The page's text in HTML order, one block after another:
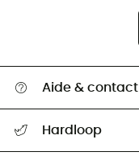
Aide & contact
Retour & remboursement
Hardloop